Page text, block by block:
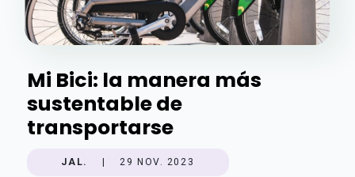
Mi Bici: la manera más
sustentable de
transportarse
JAL. 29 NOV. 2023